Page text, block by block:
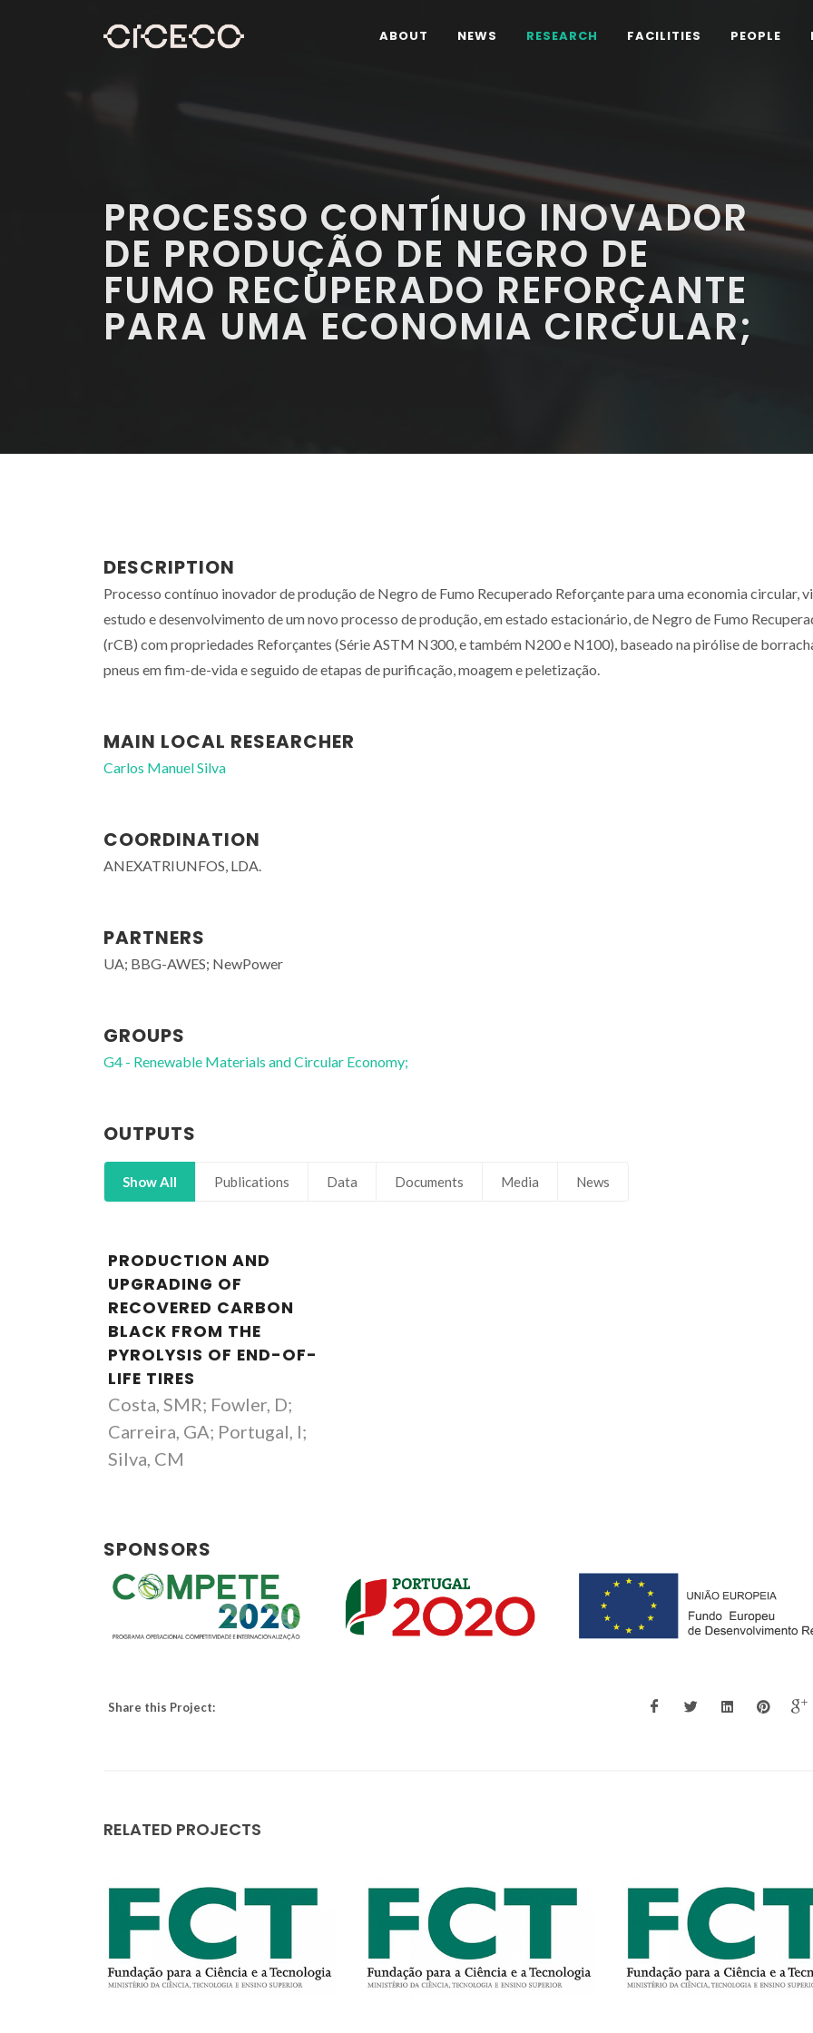
ABOUT NEWS RESEARCH FACILITIES PEOPLE
PROCESSO CONTÍNUO INOVADOR
DE PRODUÇÃO DE NEGRO DE
FUMO RECUPERADO REFORÇANTE
PARA UMA ECONOMIA CIRCULAR;
DESCRIPTION
Processo contínuo inovador de produção de Negro de Fumo Recuperado Reforçante para uma economia circular,
estudo e desenvolvimento de um novo processo de produção, em estado estacionário, de Negro de Fumo
(rCB) com propriedades Reforçantes (Série ASTM N300, e também N200 e N100), baseado na pirólise de
pneus em fim-de-vida e seguido de etapas de purificação, moagem e peletização.
MAIN LOCAL RESEARCHER
Carlos Manuel Silva
COORDINATION
ANEXATRIUNFOS, LDA.
PARTNERS
UA; BBG-AWES; NewPower
GROUPS
G4 - Renewable Materials and Circular Economy;
OUTPUTS
Show All Publications Data Documents Media News
PRODUCTION AND
UPGRADING OF
RECOVERED CARBON
BLACK FROM THE
PYROLYSIS OF END-OF-
LIFE TIRES
Costa, SMR; Fowler, D;
Carreira, GA; Portugal, I;
Silva, CM
SPONSORS
Share this Project:
RELATED PROJECTS